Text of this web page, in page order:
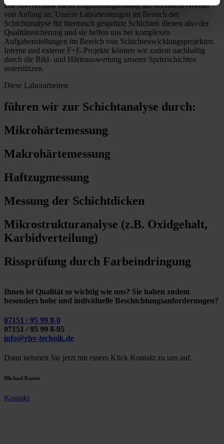
Die rhv-Technik bietet Engineeringleistung auf höchstem Niveau
von Anfang an. Unsere Laborleistungen im Bereich der
Schichtanalyse für thermisch gespritzte Schichten dienen also der
Qualitätssicherung und sie helfen uns bei komplexen
Aufgabenstellungen im Bereich von Schichtenwicklungsprojekten.
Interne und externe F+E-Projekte können wir zudem nachhaltig
durch die Bild- und Härteauswertung unserer Spritzschichten
unterstützen.
Diese Laborarbeiten
führen wir zur Schichtanalyse durch:
Mikrohärtemessung
Makrohärtemessung
Haftzugmessung
Messung der Schichtdicken
Mikrostrukturanalyse (z.B. Oxidgehalt,
Karbidverteilung)
Rissprüfung durch Farbeindringung
Ihnen ist Qualität so wichtig wie uns? Sie haben zudem
besonders hohe und individuelle Beschichtungsanforderungen?
07151 / 95 99 8-0
07151 / 95 99 8-95
info@rhv-technik.de
Dann nehmen Sie jetzt mit einem Klick Kontakt zu uns auf.
Michael Kaiser
Kontakt